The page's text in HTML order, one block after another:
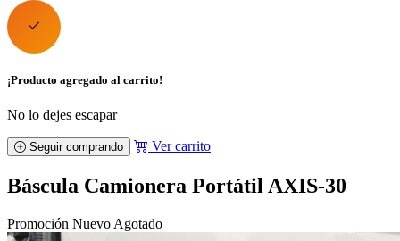
¡Producto agregado al carrito!
No lo dejes escapar
Seguir comprando Ver carrito
Báscula Camionera Portátil AXIS-30
Promoción Nuevo Agotado